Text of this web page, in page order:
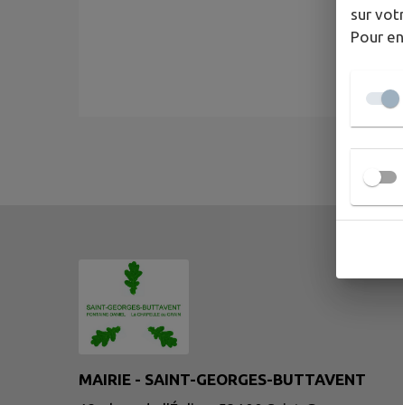
MAIRIE - SAINT-GEORGES-BUTTAVENT
sur
Pour